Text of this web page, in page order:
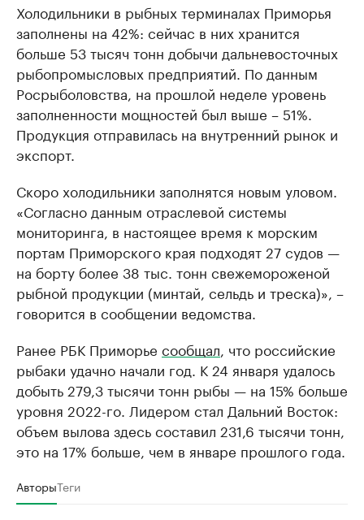
Холодильники в рыбных терминалах Приморья
заполнены на 42%: сейчас в них хранится
больше 53 тысяч тонн добычи дальневосточных
рыбопромысловых предприятий. По данным
Росрыболовства, на прошлой неделе уровень
заполненности мощностей был выше – 51%.
Продукция отправилась на внутренний рынок и
экспорт.
Скоро холодильники заполнятся новым уловом.
«Согласно данным отраслевой системы
мониторинга, в настоящее время к морским
портам Приморского края подходят 27 судов —
на борту более 38 тыс. тонн свежемороженой
рыбной продукции (минтай, сельдь и треска)», –
говорится в сообщении ведомства.
Ранее РБК Приморье сообщал , что российские
рыбаки удачно начали год. К 24 января удалось
добыть 279,3 тысячи тонн рыбы — на 15% больше
уровня 2022-го. Лидером стал Дальний Восток:
объем вылова здесь составил 231,6 тысячи тонн,
это на 17% больше, чем в январе прошлого года.
АвторыТеги